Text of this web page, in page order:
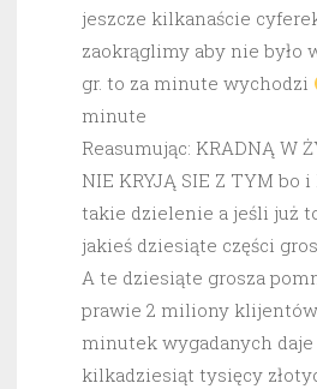
jeszcze kilkanaście
zaokrąglimy aby nie było
gr. to za minute wychodzi
minute
Reasumując: KRADNĄ W
NIE KRYJĄ SIE Z TYM bo
takie dzielenie a jeśli już
jakieś dziesiąte części
A te dziesiąte grosza
prawie 2 miliony
minutek wygadanych daje
kilkadziesiąt tysięcy